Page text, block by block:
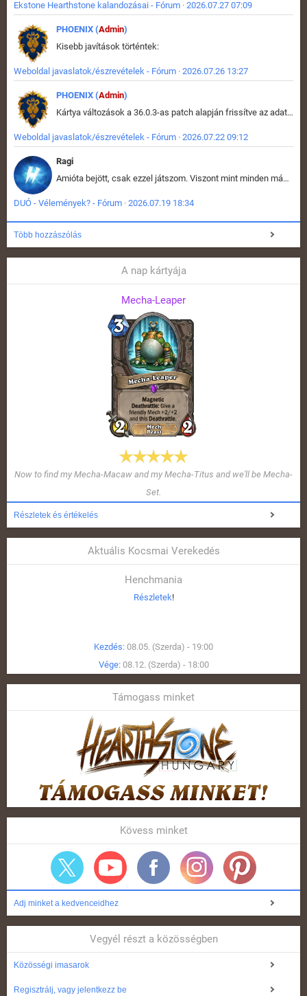
Ekstone Hearthstone kalandozásai - Fórum · 2026.07.27 07:09
PHOENIX (Admin)
Kisebb javítások történtek:
Weboldal javaslatok/észrevételek - Fórum · 2026.07.26 13:27
PHOENIX (Admin)
Kártya változások a 36.0.3-as patch alapján frissítve az adatbázisban (képek is cserélve).
Weboldal javaslatok/észrevételek - Fórum · 2026.07.22 09:12
Ragi
Amióta bejött, csak ezzel játszom. Viszont mint minden más - akár az alapjáték is, ez is baromira összetett lett. Néha már pár kör után is esélytelen az egész. Vagy irreállisan túltápol valaki, vagy lelép a partner, vagy csak hülye mint a segg. És amikor eljönne az én időm, na akkor jön el mindenki másé is. Engem jobban érdekelne, hogy ki milyen ratingen szokott játszani. Na ez lenne egy érdekes adat.
DUÓ - Vélemények? - Fórum · 2026.07.19 18:34
Több hozzászólás
A nap kártyája
Mecha-Leaper
Now to find my Mecha-Macaw and my Mecha-Titus and we'll be Mecha-
Set.
Részletek és értékelés
Aktuális Kocsmai Verekedés
Henchmania
Részletek!
Kezdés: 08.05. (Szerda) - 19:00
Vége: 08.12. (Szerda) - 18:00
Támogass minket
Kövess minket
Adj minket a kedvenceidhez
Vegyél részt a közösségben
Közösségi imasarok
Regisztrálj, vagy jelentkezz be